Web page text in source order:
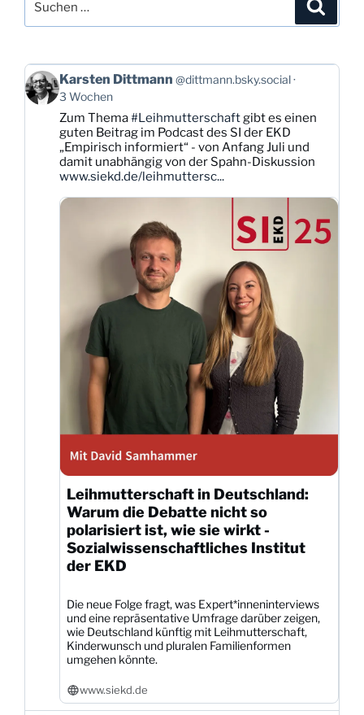
nach:
Beitrag
von
Karsten
Dittmann
Bluesky
ansehen
Karsten Dittmann @dittmann.bsky.social
3 Wochen
Zum Thema#Leihmutterschaftgibt es einen
guten Beitrag im Podcast des SI der EKD
„Empirisch informiert“ - von Anfang Juli und
damit unabhängig von der Spahn-Diskussion
www.siekd.de/leihmuttersc...
Leihmutterschaft in Deutschland:
Warum die Debatte nicht so
polarisiert ist, wie sie wirkt -
Sozialwissenschaftliches Institut
der EKD
Die neue Folge fragt, was Expert*inneninterviews
und eine repräsentative Umfrage darüber zeigen,
wie Deutschland künftig mit Leihmutterschaft,
Kinderwunsch und pluralen Familienformen
umgehen könnte.
www.siekd.de